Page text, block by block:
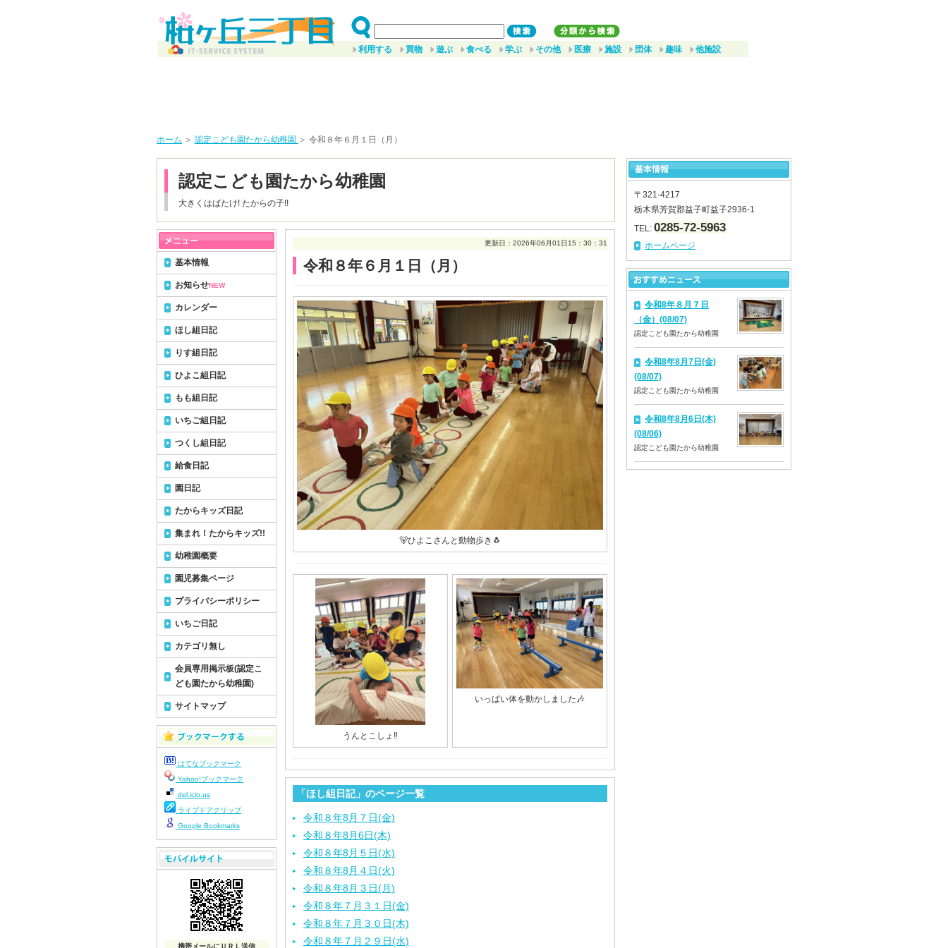
利用する 買物 遊ぶ 食べる 学ぶ その他 医療 施設 団体 趣味 他施設
ホーム ＞ 認定こども園たから幼稚園 ＞ 令和８年６月１日（月）
認定こども園たから幼稚園
大きくはばたけ! たからの子!!
更新日：2026年06月01日15：30：31
令和８年６月１日（月）
🐻ひよこさんと動物歩き🐧
うんとこしょ‼️
いっぱい体を動かしました🎶
「ほし組日記」のページ一覧
令和８年8月７日(金)
令和８年8月6日(木)
令和８年8月５日(水)
令和８年8月４日(火)
令和８年8月３日(月)
令和８年７月３１日(金)
令和８年７月３０日(木)
令和８年７月２９日(水)
基本情報
お知らせNEW
カレンダー
ほし組日記
りす組日記
ひよこ組日記
もも組日記
いちご組日記
つくし組日記
給食日記
園日記
たからキッズ日記
集まれ！たからキッズ!!
幼稚園概要
園児募集ページ
プライバシーポリシー
いちご日記
カテゴリ無し
会員専用掲示板(認定こ
ども園たから幼稚園)
サイトマップ
はてなブックマーク
Yahoo!ブックマーク
del.icio.us
ライブドアクリップ
Google Bookmarks
携帯メールにＵＲＬ送信
〒321-4217
栃木県芳賀郡益子町益子2936-1
TEL: 0285-72-5963
ホームページ
令和8年８月７日
（金）(08/07)
認定こども園たから幼稚園
令和8年8月7日(金)
(08/07)
認定こども園たから幼稚園
令和8年8月6日(木)
(08/06)
認定こども園たから幼稚園